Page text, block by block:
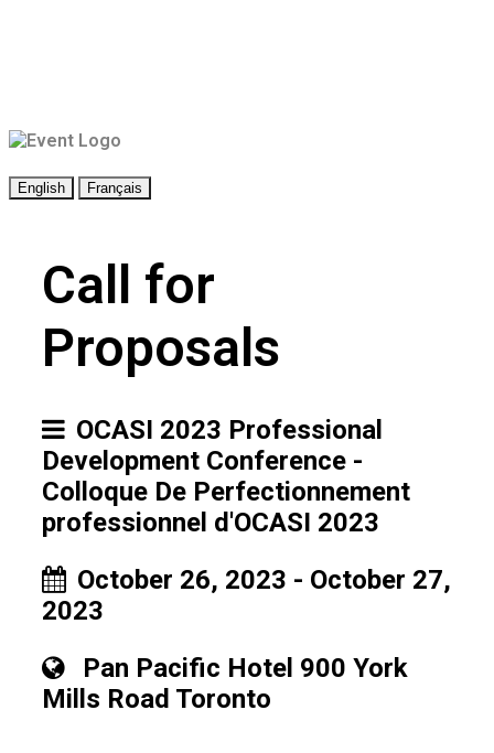
English Français
Call for
Proposals
OCASI 2023 Professional
Development Conference -
Colloque De Perfectionnement
professionnel d'OCASI 2023
October 26, 2023 - October 27,
2023
Pan Pacific Hotel 900 York
Mills Road Toronto